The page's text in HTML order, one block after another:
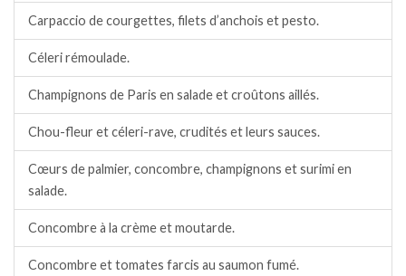
Carpaccio de courgettes, filets d’anchois et pesto.
Céleri rémoulade.
Champignons de Paris en salade et croûtons aillés.
Chou-fleur et céleri-rave, crudités et leurs sauces.
Cœurs de palmier, concombre, champignons et surimi en
salade.
Concombre à la crème et moutarde.
Concombre et tomates farcis au saumon fumé.